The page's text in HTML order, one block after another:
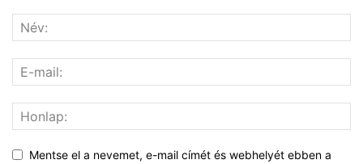
Mentse el a nevemet, e-mail címét és webhelyét ebben a